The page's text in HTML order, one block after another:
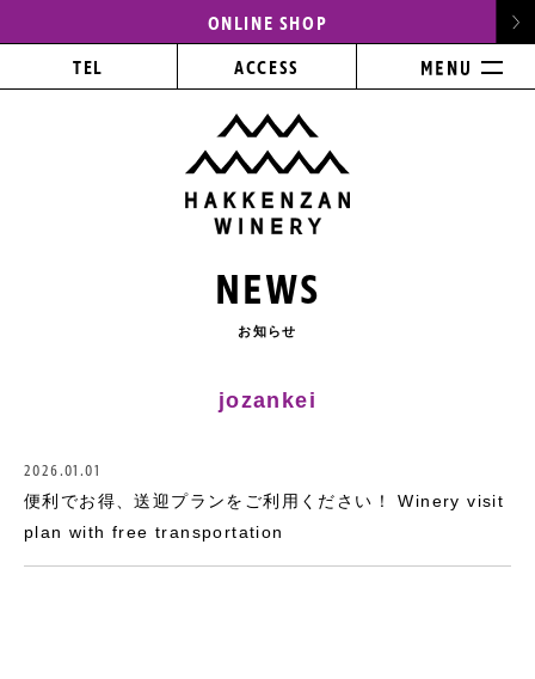
ONLINE SHOP
TEL ACCESS
NEWS
お知らせ
jozankei
2026.01.01
便利でお得、送迎プランをご利用ください！ Winery visit
plan with free transportation